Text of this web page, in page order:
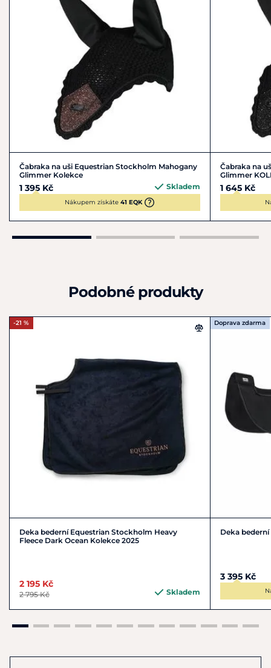
Čabraka na uši Equestrian Stockholm Mahogany
Glimmer Kolekce
1 395 Kč Skladem
Nákupem získáte41 EQK
Čabraka na
Glimmer
1 645 Kč
Podobné produkty
-21 %
Deka bederní Equestrian Stockholm Heavy
Fleece Dark Ocean Kolekce 2025
2 195 Kč
2 795 Kč Skladem
Doprava zdarma
Deka
3 395 Kč